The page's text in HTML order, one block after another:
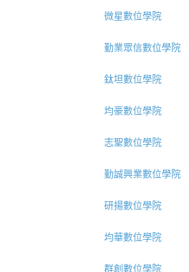
微星數位學院
勤業眾信數位學院
鈦坦數位學院
均豪數位學院
志聖數位學院
勤誠興業數位學院
研揚數位學院
均華數位學院
群創數位學院